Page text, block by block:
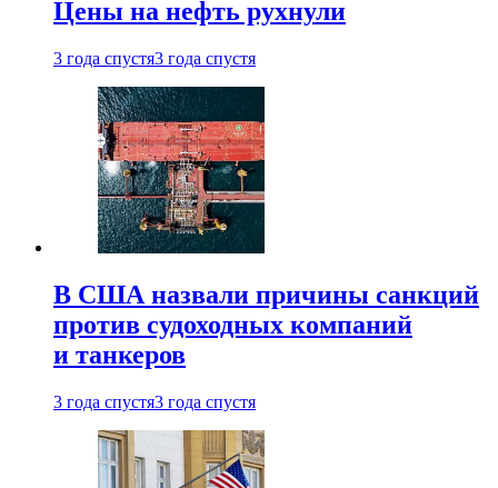
Цены на нефть рухнули
3 года спустя3 года спустя
В США назвали причины санкций
против судоходных компаний
и танкеров
3 года спустя3 года спустя